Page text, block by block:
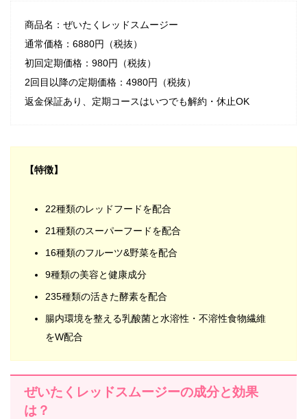
商品名：ぜいたくレッドスムージー
通常価格：6880円（税抜）
初回定期価格：980円（税抜）
2回目以降の定期価格：4980円（税抜）
返金保証あり、定期コースはいつでも解約・休止OK
【特徴】
22種類のレッドフードを配合
21種類のスーパーフードを配合
16種類のフルーツ&野菜を配合
9種類の美容と健康成分
235種類の活きた酵素を配合
腸内環境を整える乳酸菌と水溶性・不溶性食物繊維
をW配合
ぜいたくレッドスムージーの成分と効果
は？